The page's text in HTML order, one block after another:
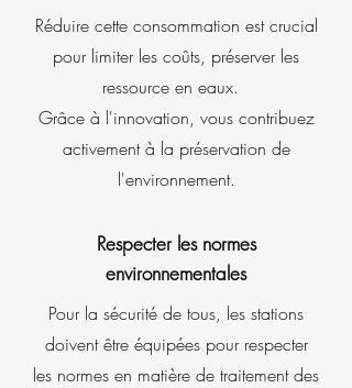
Réduire cette consommation est crucial
pour limiter les coûts, préserver les
ressource en eaux.
Grâce à l'innovation, vous contribuez
activement à la préservation de
l'environnement.
Respecter les normes
environnementales
Pour la sécurité de tous, les stations
doivent être équipées pour respecter
les normes en matière de traitement des